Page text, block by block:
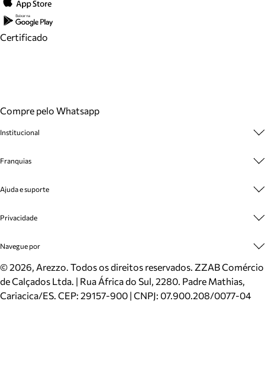
Certificado
Compre pelo Whatsapp
Institucional
Cashback
Venda Corporativa
Mapa do Site
Inverno
Mundo Arezzo
Franquias
Plano de Negócio
Ajuda e suporte
Cadastro
Meus Pedidos
Trocas e Devoluções
Cartão Presente
Localizador de lojas
Privacidade
Politica e Privacidade
Navegue por
Sapatos
Bolsas
Scarpins
©2026, Arezzo. Todos os direitos reservados. ZZAB Comércio
de Calçados Ltda. | Rua África do Sul, 2280. Padre Mathias,
Cariacica/ES. CEP: 29157-900 | CNPJ: 07.900.208/0077-04